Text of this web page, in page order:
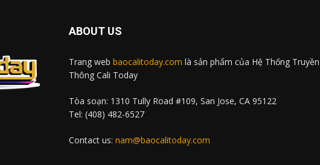
ABOUT US
Trang web baocalitoday.com là sản phẩm của Hệ Thống Truyền
Thông Cali Today
Tòa soạn: 1310 Tully Road #109, San Jose, CA 95122
Tel: (408) 482-6527
Contact us: nam@baocalitoday.com